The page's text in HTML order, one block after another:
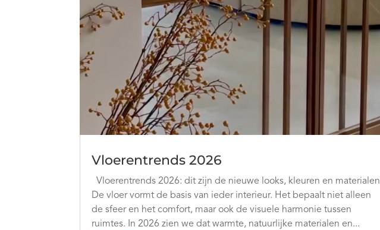
Vloerentrends 2026
Vloerentrends 2026: dit zijn de nieuwe looks, kleuren en materialen
De vloer vormt de basis van ieder interieur. Het bepaalt niet alleen
de sfeer en het comfort, maar ook de visuele harmonie tussen
ruimtes. In 2026 zien we dat warmte, natuurlijke materialen en...